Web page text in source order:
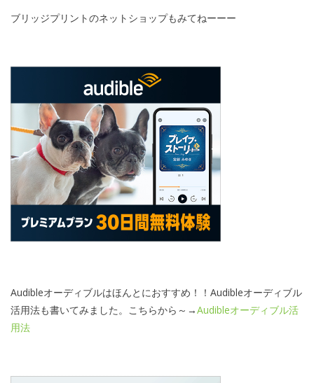
ブリッジプリントのネットショップもみてねーーー
Audibleオーディブルはほんとにおすすめ！！Audibleオーディブル
活用法も書いてみました。こちらから～→Audibleオーディブル活
用法